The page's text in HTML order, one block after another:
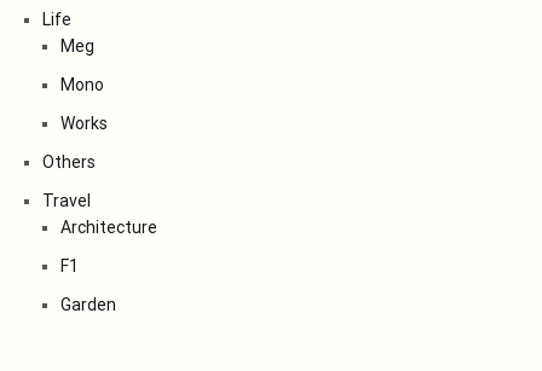
Life
Meg
Mono
Works
Others
Travel
Architecture
F1
Garden